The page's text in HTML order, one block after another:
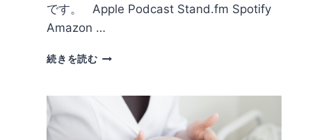
名
です。 Apple Podcast Stand.fm Spotify
Amazon …
続きを読む019.